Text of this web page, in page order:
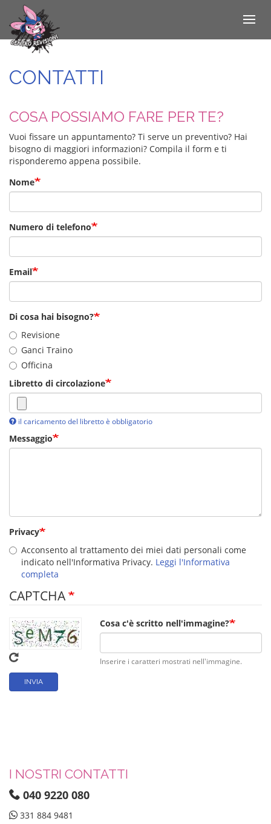
Salta
contenuto
principale
Toggle
CONTATTI
COSA POSSIAMO FARE PER TE?
Vuoi fissare un appuntamento? Ti serve un preventivo? Hai
bisogno di maggiori informazioni? Compila il form e ti
risponderemo appena possibile.
Nome
Numero di telefono
Email
Di cosa hai bisogno?
Revisione
Ganci Traino
Officina
Libretto di circolazione
il caricamento del libretto è obbligatorio
Messaggio
Privacy
Acconsento al trattamento dei miei dati personali come
indicato nell'Informativa Privacy. Leggi l'Informativa
completa
CAPTCHA
Cosa c'è scritto nell'immagine?
Inserire i caratteri mostrati nell'immagine.
INVIA
I NOSTRI CONTATTI
040 9220 080
331 884 9481